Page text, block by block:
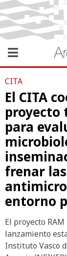
CITA
El CITA
proyecto
para
frenar
entorno
El proyecto
lanzamiento
Instituto Vasco